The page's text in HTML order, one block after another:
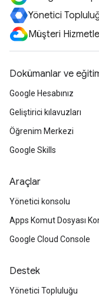
Yönetici
Müşteri
Dokümanlar ve
Google Hesabınız
Geliştirici kılavuzları
Öğrenim Merkezi
Google Skills
Araçlar
Yönetici konsolu
Apps Komut Dosyası
Google Cloud Console
Destek
Yönetici Topluluğu